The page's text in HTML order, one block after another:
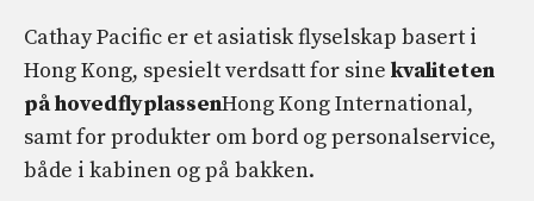
Cathay Pacific er et asiatisk flyselskap basert i
Hong Kong, spesielt verdsatt for sine kvaliteten
på hovedflyplassenHong Kong International,
samt for produkter om bord og personalservice,
både i kabinen og på bakken.